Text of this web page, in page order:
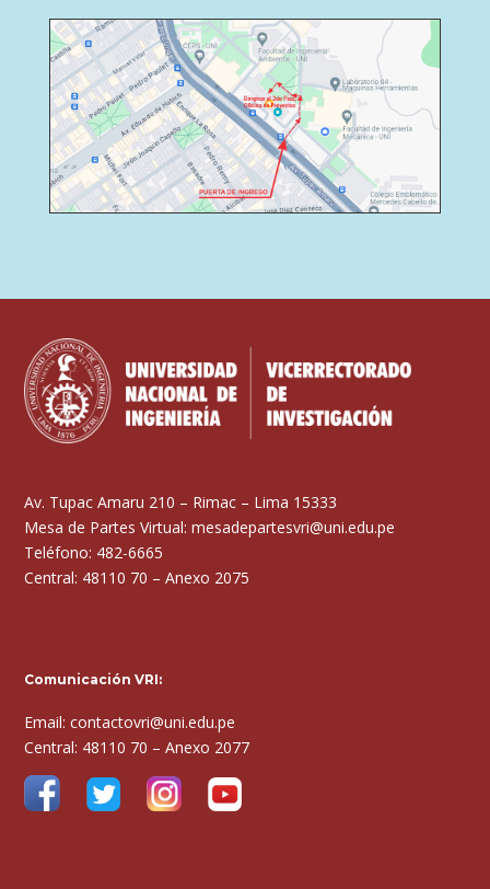
Av. Tupac Amaru 210 – Rimac – Lima 15333
Mesa de Partes Virtual: mesadepartesvri@uni.edu.pe
Teléfono: 482-6665
Central: 48110 70 – Anexo 2075
Comunicación VRI:
Email: contactovri@uni.edu.pe
Central: 48110 70 – Anexo 2077